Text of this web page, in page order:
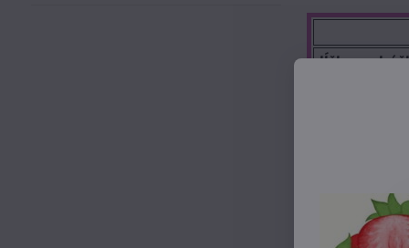
dĺžka
Perfektný
Vrchná
Gumičky u